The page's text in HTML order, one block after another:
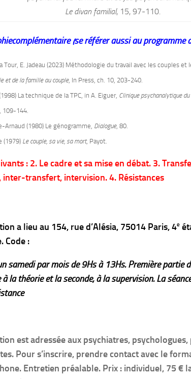
Le divan familial, 15, 97-110.
(se référer aussi au programme
Tour, E. Jadeau (2023) Méthodologie du travail avec les couples et
et de la famille au couple, In Press, ch. 10, 203-240.
La technique de la TPC, in A. Eiguer, Clinique psychanalytique du
109-144.
Arnaud (1980) Le génogramme, Dialogue, 80.
(1979) Le couple, sa vie, sa mort, Payot.
: 2. Le cadre et sa mise en débat. 3.
transfert, intervision. 4. Résistances
a lieu au 154, rue d’Alésia, 75014 Paris, 4e
Code :
samedi par mois de 9Hs à 13Hs. Première partie
à la théorie et la seconde, à la supervision. La
est adressée aux psychiatres,
Pour s’inscrire, prendre contact avec le
Entretien préalable. Prix : individuel, 75 €